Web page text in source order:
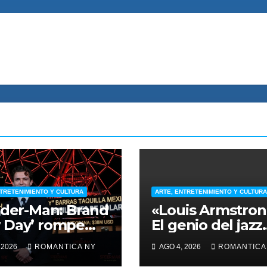
Y CULTURA
Man: Brand
rompe
en México
millones de
ROMANTICA NY
ARTE, ENTRETENIMIENTO Y CULTURA
«Louis
El genio del jazz
que
música y la
AGO 4, 2026